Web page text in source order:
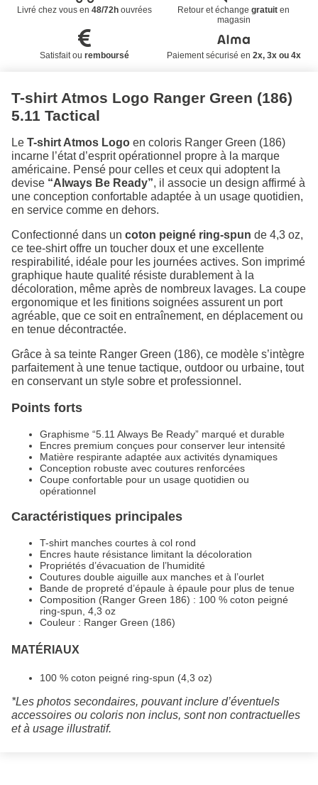
Livré chez vous en 48/72houvrées Retour et échangegratuit en
magasin
Satisfait ou remboursé Paiement sécurisé en 2x, 3x ou 4x
T-shirt Atmos Logo Ranger Green (186)
5.11 Tactical
Le T-shirt Atmos Logo en coloris Ranger Green (186)
incarne l’état d’esprit opérationnel propre à la marque
américaine. Pensé pour celles et ceux qui adoptent la
devise “Always Be Ready”, il associe un design affirmé à
une conception confortable adaptée à un usage quotidien,
en service comme en dehors.
Confectionné dans un coton peigné ring-spun de 4,3 oz,
ce tee-shirt offre un toucher doux et une excellente
respirabilité, idéale pour les journées actives. Son imprimé
graphique haute qualité résiste durablement à la
décoloration, même après de nombreux lavages. La coupe
ergonomique et les finitions soignées assurent un port
agréable, que ce soit en entraînement, en déplacement ou
en tenue décontractée.
Grâce à sa teinte Ranger Green (186), ce modèle s’intègre
parfaitement à une tenue tactique, outdoor ou urbaine, tout
en conservant un style sobre et professionnel.
Points forts
Graphisme “5.11 Always Be Ready” marqué et durable
Encres premium conçues pour conserver leur intensité
Matière respirante adaptée aux activités dynamiques
Conception robuste avec coutures renforcées
Coupe confortable pour un usage quotidien ou
opérationnel
Caractéristiques principales
T-shirt manches courtes à col rond
Encres haute résistance limitant la décoloration
Propriétés d’évacuation de l’humidité
Coutures double aiguille aux manches et à l’ourlet
Bande de propreté d’épaule à épaule pour plus de tenue
Composition (Ranger Green 186) : 100 % coton peigné
ring-spun, 4,3 oz
Couleur : Ranger Green (186)
MATÉRIAUX
100 % coton peigné ring-spun (4,3 oz)
*Les photos secondaires, pouvant inclure d’éventuels
accessoires ou coloris non inclus, sont non contractuelles
et à usage illustratif.